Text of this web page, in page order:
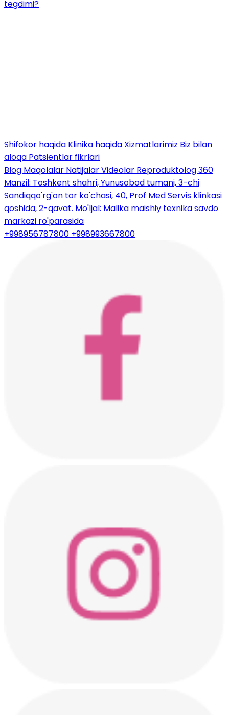
tegdimi?
Shifokor haqida Klinika haqida Xizmatlarimiz Biz bilan
aloqa Patsientlar fikrlari
Blog Maqolalar NatijalarVideolar Reproduktolog 360
Manzil: Toshkent shahri, Yunusobod tumani, 3-chi
Sandiqqo'rg'on tor ko'chasi, 40, Prof Med Servis klinkasi
qoshida, 2-qavat. Mo'ljal: Malika maishiy texnika savdo
markazi ro'parasida
+998956787800 +998993667800